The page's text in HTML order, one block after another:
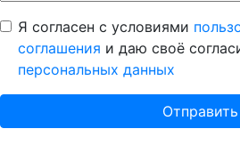
Я согласен с условиями
соглашения и даю своё
персональных данных